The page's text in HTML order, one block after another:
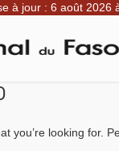
à jour : 6 août 2026
you’re looking for.